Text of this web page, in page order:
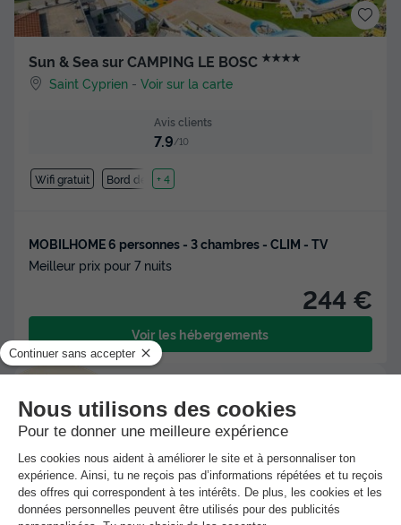
Sun & Sea sur CAMPING LE BOSC ★★★★
Saint Cyprien -Voir sur la carte
Avis clients
7.9/10
Wifi gratuit Bord de mer
+ 4
MOBILHOME 6 personnes - 3 chambres - CLIM - TV
Meilleur prix pour 7 nuits
244 €
Voir les hébergements
Nouveau : Paiement en 4 fois !
Réservez dès maintenant, payez en 4 fois
avec Alma et partez en toute tranquillité.